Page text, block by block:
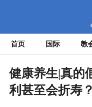
首页 国际 教
健康养生|真的
利甚至会折寿？